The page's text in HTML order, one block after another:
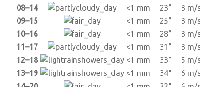
08–14
<1 mm 23°
3 m/s
09–15
<1 mm 25°
3 m/s
10–16
<1 mm 28°
3 m/s
11–17
<1 mm 31°
3 m/s
12–18
<1 mm 33°
5 m/s
13–19
<1 mm 34°
6 m/s